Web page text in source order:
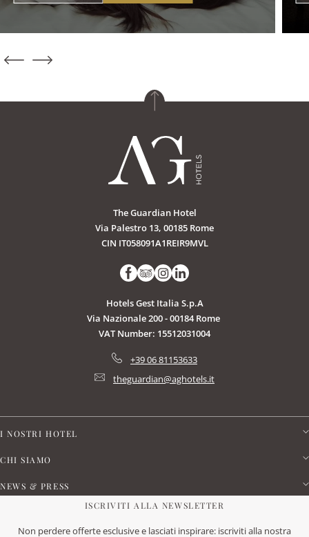
The Guardian Hotel
Via Palestro 13, 00185 Rome
CIN IT058091A1REIR9MVL
Hotels Gest Italia S.p.A
Via Nazionale 200 - 00184 Rome
VAT Number: 15512031004
+39 06 81153633
theguardian@aghotels.it
I NOSTRI HOTEL
CHI SIAMO
NEWS & PRESS
ISCRIVITI ALLA NEWSLETTER
Non perdere offerte esclusive e lasciati inspirare: iscriviti alla nostra